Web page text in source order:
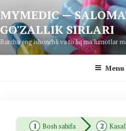
to
content
MYMEDIC —
GO'ZALLIK SIRLARI
Barcha eng ishonchli va to'liq ma'lumotlar
Menu
Bosh sahifa